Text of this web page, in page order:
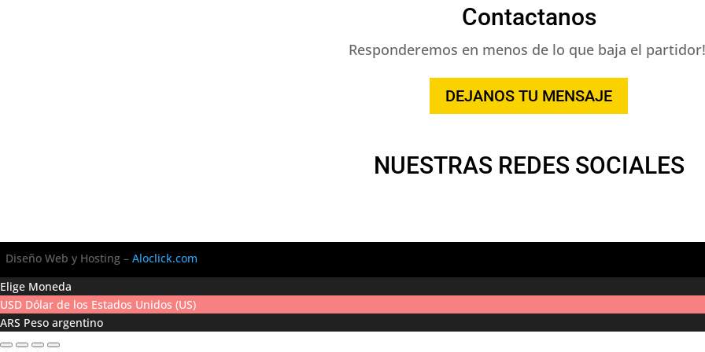
Contactanos
Responderemos en menos de lo que baja el
DEJANOS TU MENSAJE
NUESTRAS REDES SOCIALES
Diseño Web y Hosting – Aloclick.com
Elige Moneda
USD Dólar de los Estados Unidos (US)
ARS Peso argentino